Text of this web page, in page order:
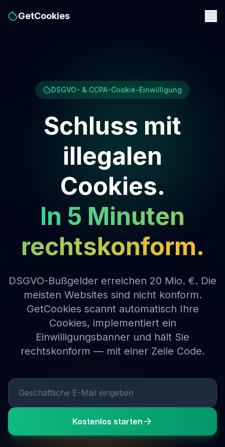
GetCookies
DSGVO- & CCPA-Cookie-Einwilligung
Schluss mit
illegalen
Cookies.
In 5 Minuten
rechtskonform.
DSGVO-Bußgelder erreichen 20 Mio. €. Die
meisten Websites sind nicht konform.
GetCookies scannt automatisch Ihre
Cookies, implementiert ein
Einwilligungsbanner und hält Sie
rechtskonform — mit einer Zeile Code.
Geschäftliche E-Mail eingeben
Kostenlos starten